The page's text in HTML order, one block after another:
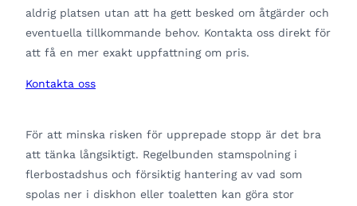
aldrig platsen utan att ha gett besked om åtgärder och
eventuella tillkommande behov. Kontakta oss direkt för
att få en mer exakt uppfattning om pris.
Kontakta oss
För att minska risken för upprepade stopp är det bra
att tänka långsiktigt. Regelbunden stamspolning i
flerbostadshus och försiktig hantering av vad som
spolas ner i diskhon eller toaletten kan göra stor